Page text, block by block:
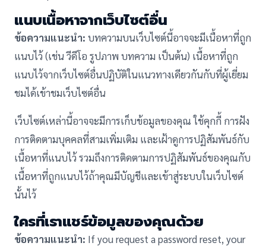
แนบเนื้อหาจากเว็บไซต์อื่น
ข้อความแนะนำ: บทความบนเว็บไซต์นี้อาจจะมีเนื้อหาที่ถูก
แนบไว้ (เช่น วีดีโอ รูปภาพ บทความ เป็นต้น) เนื้อหาที่ถูก
แนบไว้จากเว็บไซต์อื่นปฏิบัติในแนวทางเดียวกันกับที่ผู้เยี่ยม
ชมได้เข้าชมเว็บไซต์อื่น
เว็บไซต์เหล่านี้อาจจะมีการเก็บข้อมูลของคุณ ใช้คุกกี้ การฝัง
การติดตามบุคคลที่สามเพิ่มเติม และเฝ้าดูการปฏิสัมพันธ์กับ
เนื้อหาที่แนบไว้ รวมถึงการติดตามการปฏิสัมพันธ์ของคุณกับ
เนื้อหาที่ถูกแนบไว้ถ้าคุณมีบัญชีและเข้าสู่ระบบในเว็บไซต์
นั้นไว้
ใครที่เราแชร์ข้อมูลของคุณด้วย
ข้อความแนะนำ: If you request a password reset, your